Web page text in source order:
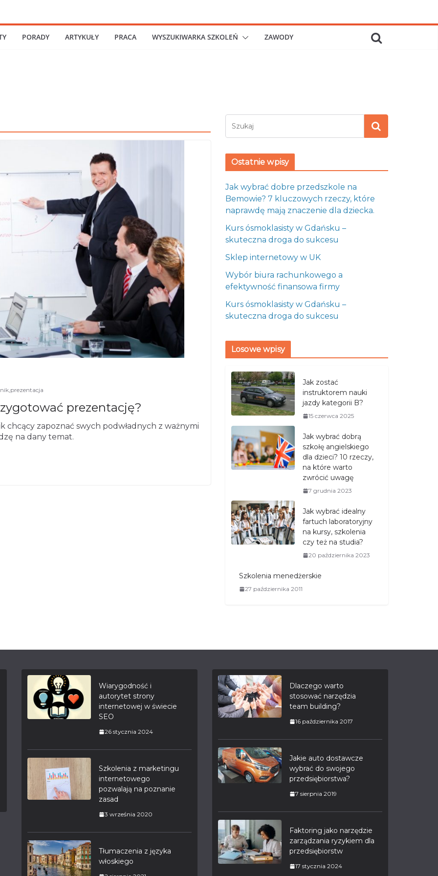
PORADY ARTYKUŁY PRACA WYSZUKIWARKA SZKOLEŃ ZAWODY
,prezentacja
prezentację?
chcący zapoznać swych podwładnych z ważnymi
na dany temat.
Ostatnie wpisy
Jak wybrać dobre przedszkole na
Bemowie? 7 kluczowych rzeczy, które
naprawdę mają znaczenie dla dziecka.
Kurs ósmoklasisty w Gdańsku –
skuteczna droga do sukcesu
Sklep internetowy w UK
Wybór biura rachunkowego a
efektywność finansowa firmy
Kurs ósmoklasisty w Gdańsku –
skuteczna droga do sukcesu
Losowe wpisy
Jak zostać
instruktorem nauki
jazdy kategorii B?
15 czerwca 2025
Jak wybrać dobrą
szkołę angielskiego
dla dzieci? 10 rzeczy,
na które warto
zwrócić uwagę
7 grudnia 2023
Jak wybrać idealny
fartuch laboratoryjny
na kursy, szkolenia
czy też na studia?
20 października 2023
Szkolenia menedżerskie
27 października 2011
Wiarygodność i
autorytet strony
internetowej w świecie
SEO
26 stycznia 2024
Szkolenia z marketingu
internetowego
pozwalają na poznanie
zasad
3 września 2020
Tłumaczenia z języka
włoskiego
Dlaczego warto
stosować narzędzia
team building?
16 października 2017
Jakie auto dostawcze
wybrać do swojego
przedsiębiorstwa?
7 sierpnia 2019
Faktoring jako narzędzie
zarządzania ryzykiem dla
przedsiębiorstw
17 stycznia 2024